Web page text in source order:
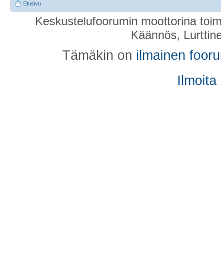
Etusivu
Keskustelufoorumin moottorina
Käännös,
Tämäkin on ilmainen